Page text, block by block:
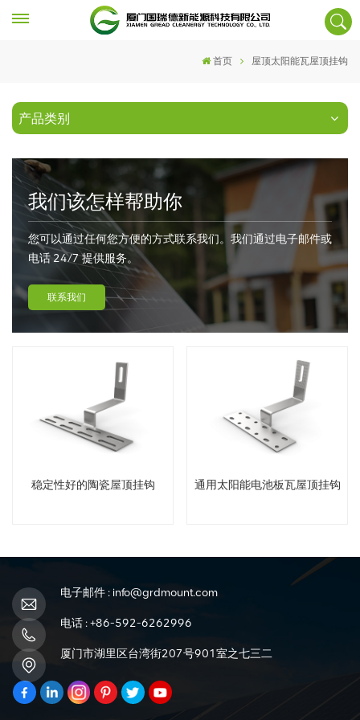
首页 屋顶太阳能瓦屋顶挂钩
产品类别
我们该怎样帮助你
您可以通过任何您方便的方式联系我们。我们通过电子邮件或
电话 24/7 提供服务。
联系我们
稳定性好的陶瓷屋顶挂钩 通用太阳能电池板瓦屋顶挂钩
电子邮件 : info@grdmount.com
电话 :+86-592-6262996
厦门市湖里区台湾街207号901室之七三二